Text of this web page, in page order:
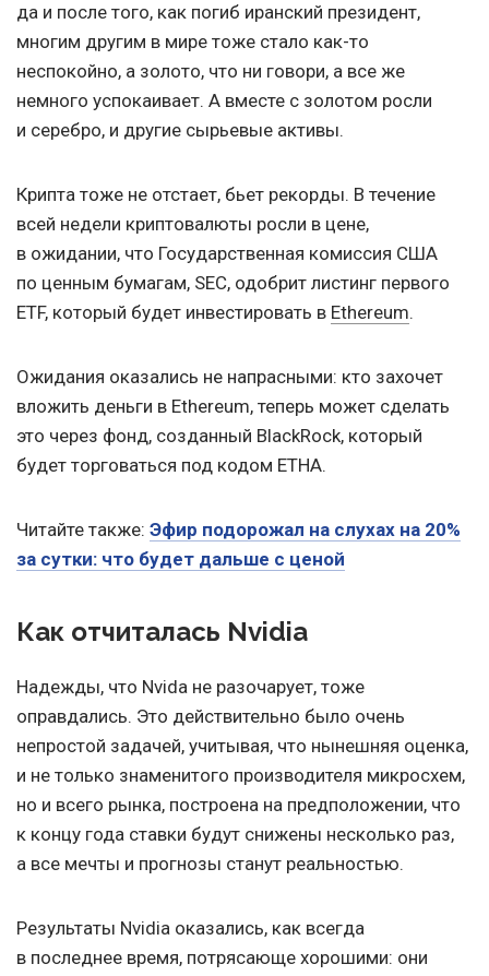
да и после того, как погиб иранский президент,
многим другим в мире тоже стало как-то
неспокойно, а золото, что ни говори, а все же
немного успокаивает. А вместе с золотом росли
и серебро, и другие сырьевые активы.
Крипта тоже не отстает, бьет рекорды. В течение
всей недели криптовалюты росли в цене,
в ожидании, что Государственная комиссия США
по ценным бумагам, SEC, одобрит листинг первого
ETF, который будет инвестировать в Ethereum.
Ожидания оказались не напрасными: кто захочет
вложить деньги в Ethereum, теперь может сделать
это через фонд, созданный BlackRock, который
будет торговаться под кодом ETHA.
Читайте также: Эфир подорожал на слухах на 20%
за сутки: что будет дальше с ценой
Как отчиталась Nvidia
Надежды, что Nvida не разочарует, тоже
оправдались. Это действительно было очень
непростой задачей, учитывая, что нынешняя оценка,
и не только знаменитого производителя микросхем,
но и всего рынка, построена на предположении, что
к концу года ставки будут снижены несколько раз,
а все мечты и прогнозы станут реальностью.
Результаты Nvidia оказались, как всегда
в последнее время, потрясающе хорошими: они